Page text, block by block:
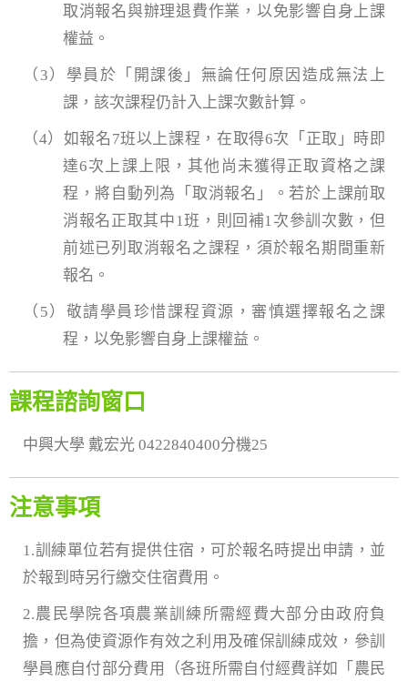
取消報名與辦理退費作業，以免影響自身上課
權益。
（3）學員於「開課後」無論任何原因造成無法上
課，該次課程仍計入上課次數計算。
（4）如報名7班以上課程，在取得6次「正取」時即
達6次上課上限，其他尚未獲得正取資格之課
程，將自動列為「取消報名」。若於上課前取
消報名正取其中1班，則回補1次參訓次數，但
前述已列取消報名之課程，須於報名期間重新
報名。
（5）敬請學員珍惜課程資源，審慎選擇報名之課
程，以免影響自身上課權益。
課程諮詢窗口
中興大學 戴宏光 0422840400分機25
注意事項
1.訓練單位若有提供住宿，可於報名時提出申請，並
於報到時另行繳交住宿費用。
2.農民學院各項農業訓練所需經費大部分由政府負
擔，但為使資源作有效之利用及確保訓練成效，參訓
學員應自付部分費用（各班所需自付經費詳如「農民